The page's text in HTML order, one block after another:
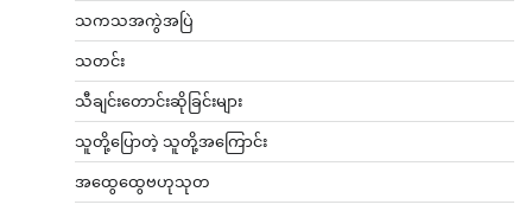
အားကစားသတင်း
Download App